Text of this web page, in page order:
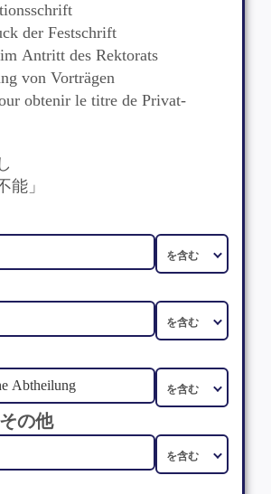
der Festschrift
Antritt des Rektorats
von Vorträgen
obtenir le titre de Privat-
能」
の他